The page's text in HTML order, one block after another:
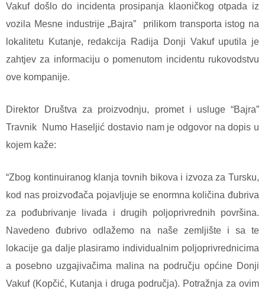
Vakuf došlo do incidenta prosipanja klaoničkog otpada iz
vozila Mesne industrije „Bajra”
prilikom transporta istog na
lokalitetu Kutanje, redakcija Radija Donji Vakuf uputila je
zahtjev za informaciju o pomenutom incidentu rukovodstvu
ove kompanije.
Direktor Društva za proizvodnju, promet i usluge “Bajra”
Travnik
Numo Haseljić dostavio nam je odgovor na dopis u
kojem kaže:
“Zbog kontinuiranog klanja tovnih bikova i izvoza za Tursku,
kod nas proizvođača pojavljuje se enormna količina đubriva
za pođubrivanje livada i drugih poljoprivrednih površina.
Navedeno đubrivo odlažemo na naše zemljište i sa te
lokacije ga dalje plasiramo individualnim poljoprivrednicima
a posebno uzgajivačima malina na području općine Donji
Vakuf (Kopčić, Kutanja i druga područja). Potražnja za ovim